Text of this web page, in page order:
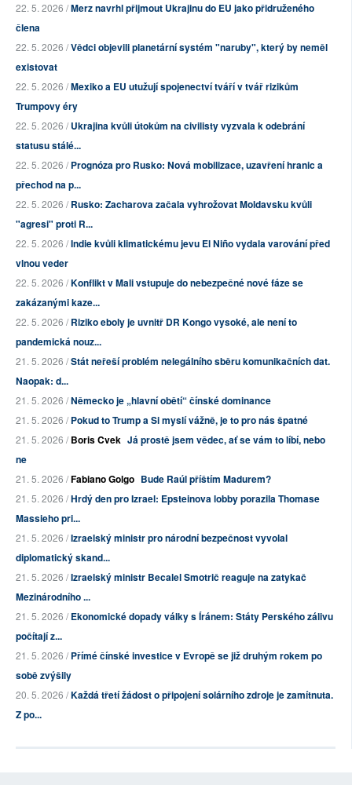
22. 5. 2026 /Merz navrhl přijmout Ukrajinu do EU jako přidruženého
člena
22. 5. 2026 /Vědci objevili planetární systém "naruby", který by neměl
existovat
22. 5. 2026 /Mexiko a EU utužují spojenectví tváří v tvář rizikům
Trumpovy éry
22. 5. 2026 /Ukrajina kvůli útokům na civilisty vyzvala k odebrání
statusu stálé...
22. 5. 2026 /Prognóza pro Rusko: Nová mobilizace, uzavření hranic a
přechod na p...
22. 5. 2026 /Rusko: Zacharova začala vyhrožovat Moldavsku kvůli
"agresi" proti R...
22. 5. 2026 /Indie kvůli klimatickému jevu El Niño vydala varování před
vlnou veder
22. 5. 2026 /Konflikt v Mali vstupuje do nebezpečné nové fáze se
zakázanými kaze...
22. 5. 2026 /Riziko eboly je uvnitř DR Kongo vysoké, ale není to
pandemická nouz...
21. 5. 2026 /Stát neřeší problém nelegálního sběru komunikačních dat.
Naopak: d...
21. 5. 2026 /Německo je „hlavní obětí“ čínské dominance
21. 5. 2026 /Pokud to Trump a Si myslí vážně, je to pro nás špatné
21. 5. 2026 /Boris Cvek Já prostě jsem vědec, ať se vám to líbí, nebo
ne
21. 5. 2026 /Fabiano Golgo Bude Raúl příštím Madurem?
21. 5. 2026 /Hrdý den pro Izrael: Epsteinova lobby porazila Thomase
Massieho pri...
21. 5. 2026 /Izraelský ministr pro národní bezpečnost vyvolal
diplomatický skand...
21. 5. 2026 /Izraelský ministr Becalel Smotrič reaguje na zatykač
Mezinárodního ...
21. 5. 2026 /Ekonomické dopady války s Íránem: Státy Perského zálivu
počítají z...
21. 5. 2026 /Přímé čínské investice v Evropě se již druhým rokem po
sobě zvýšily
20. 5. 2026 /Každá třetí žádost o připojení solárního zdroje je zamítnuta.
Z po...